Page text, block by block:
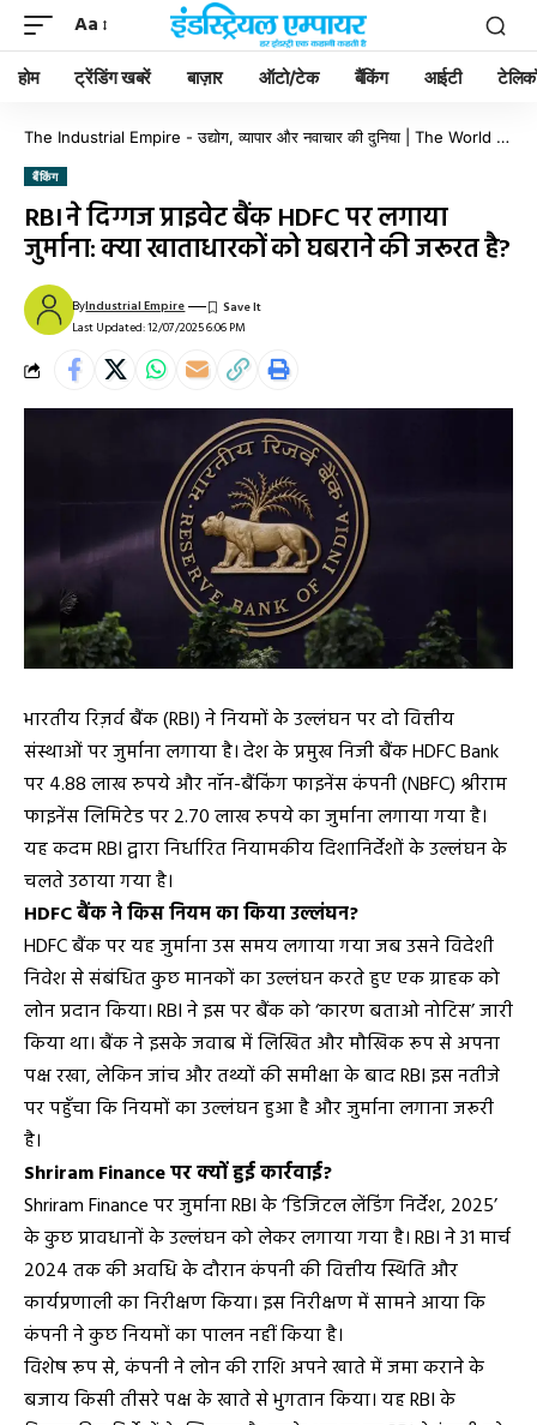
Aa
होम ट्रेंडिंग खबरें बाज़ार ऑटो/टेक बैंकिंग आईटी
The Industrial Empire - उद्योग, व्यापार और नवाचार की दुनिया | The World of Industry, Business & Innovation
बैंकिंग
RBI ने दिग्गज प्राइवेट बैंक HDFC पर लगाया
जुर्माना: क्या खाताधारकों को घबराने की जरूरत है?
Last Updated: 12/07/2025 6:06 PM
ByIndustrial Empire
भारतीय रिज़र्व बैंक (RBI) ने नियमों के उल्लंघन पर दो वित्तीय
संस्थाओं पर जुर्माना लगाया है। देश के प्रमुख निजी बैंक HDFC Bank
पर 4.88 लाख रुपये और नॉन-बैंकिंग फाइनेंस कंपनी (NBFC) श्रीराम
फाइनेंस लिमिटेड पर 2.70 लाख रुपये का जुर्माना लगाया गया है।
यह कदम RBI द्वारा निर्धारित नियामकीय दिशानिर्देशों के उल्लंघन के
चलते उठाया गया है।
HDFC बैंक ने किस नियम का किया उल्लंघन?
HDFC बैंक पर यह जुर्माना उस समय लगाया गया जब उसने विदेशी
निवेश से संबंधित कुछ मानकों का उल्लंघन करते हुए एक ग्राहक को
लोन प्रदान किया। RBI ने इस पर बैंक को ‘कारण बताओ नोटिस’ जारी
किया था। बैंक ने इसके जवाब में लिखित और मौखिक रूप से अपना
पक्ष रखा, लेकिन जांच और तथ्यों की समीक्षा के बाद RBI इस नतीजे
पर पहुँचा कि नियमों का उल्लंघन हुआ है और जुर्माना लगाना जरूरी
है।
Shriram Finance पर क्यों हुई कार्रवाई?
Shriram Finance पर जुर्माना RBI के ‘डिजिटल लेंडिंग निर्देश, 2025’
के कुछ प्रावधानों के उल्लंघन को लेकर लगाया गया है। RBI ने 31 मार्च
2024 तक की अवधि के दौरान कंपनी की वित्तीय स्थिति और
कार्यप्रणाली का निरीक्षण किया। इस निरीक्षण में सामने आया कि
कंपनी ने कुछ नियमों का पालन नहीं किया है।
विशेष रूप से, कंपनी ने लोन की राशि अपने खाते में जमा कराने के
बजाय किसी तीसरे पक्ष के खाते से भुगतान किया। यह RBI के